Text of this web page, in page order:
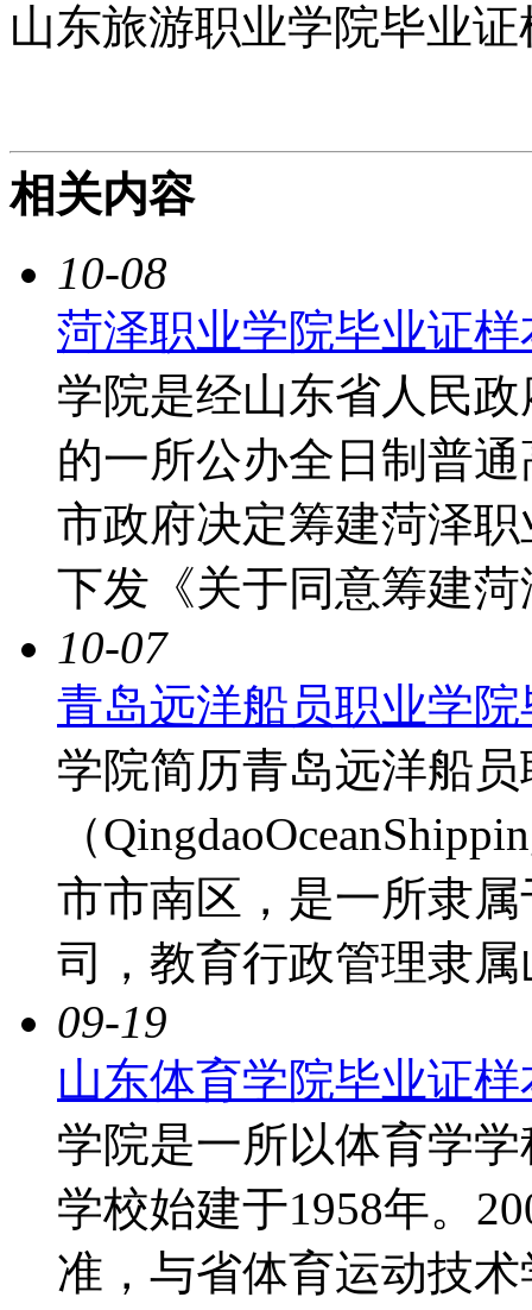
山东旅游职业学院毕业证
相关内容
10-08
菏泽职业学院毕业证样
学院是经山东省人民
的一所公办全日制普
市政府决定筹建菏泽
下发《关于同意筹建
10-07
青岛远洋船员职业学
学院简历青岛远洋船
（
市市南区，是一所隶
司，教育行政管理隶
09-19
山东体育学院毕业证样
学院是一所以体育学
学校始建于1958年。
准，与省体育运动技